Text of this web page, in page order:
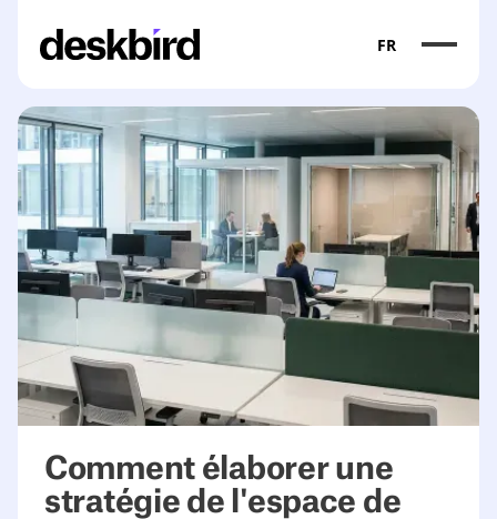
FR
Comment élaborer une
stratégie de l'espace de
<table><thead><tr><th>Challenge</th><th>What a